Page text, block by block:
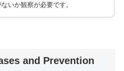
いか観察が必要です。
and Prevention